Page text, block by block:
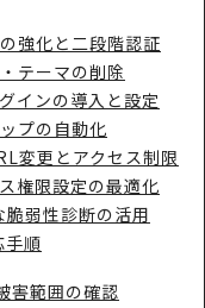
強化と二段階認証
テーマの削除
インの導入と設定
プの自動化
変更とアクセス制限
権限設定の最適化
脆弱性診断の活用
手順
害範囲の確認